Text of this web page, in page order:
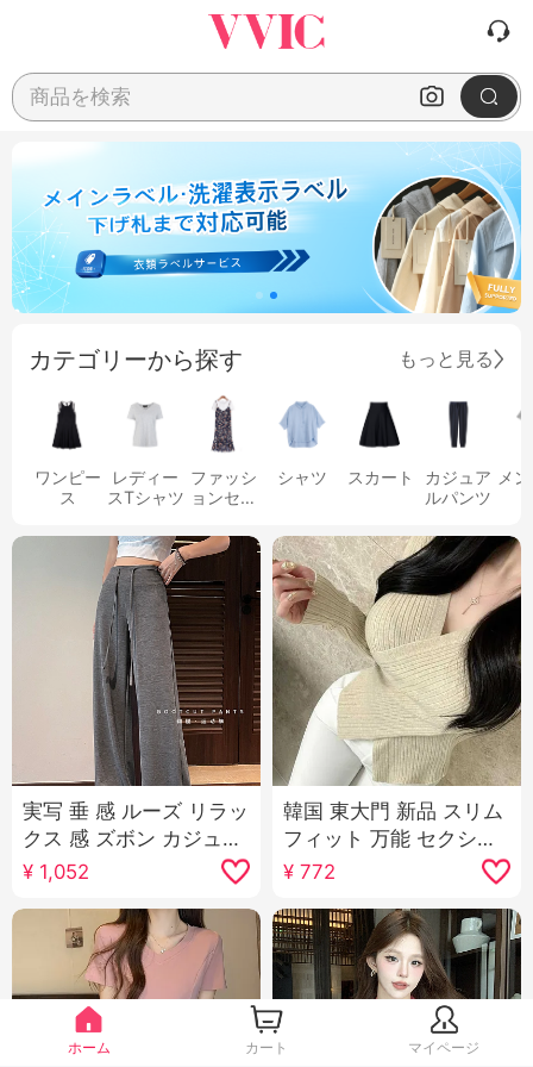
商品を検索
カテゴリーから探す もっと見る
ワンピー
ス
レディー
スTシャツ
ファッシ
ョンセッ
シャツ スカート
カジュア
ルパンツ
メ
実写 垂 感 ルーズ リラッ
クス 感 ズボン カジュア
ルパンツ ストレートパ
ンツ 女性 夏 ルーズフィ
ット フロアレングス ズ
ボン ワイドパンツ 長ズ
¥ 1,052
韓国 東大門 新品 スリム
フィット 万能 セクシー
クロス Vネック エレガ
ント 表示 ボディピース
女性らしさ 長袖 ニット
セーター
¥772
ホーム カート マイページ